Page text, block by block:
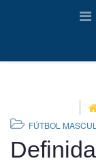
FÚTBOL